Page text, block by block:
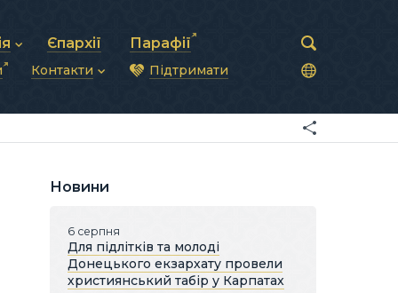
рада
та комунікації
Єпархії Парафії
Контакти
Синоди Єпископів
Патріарша курія
Підтримати
Новини
6 серпня
Для підлітків та молоді
Донецького екзархату провели
християнський табір у Карпатах